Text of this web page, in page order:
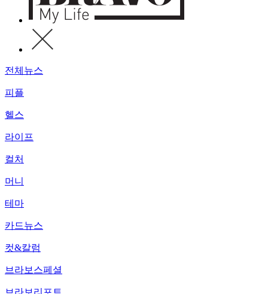
전체뉴스
피플
헬스
라이프
컬처
머니
테마
카드뉴스
컷&칼럼
브라보스페셜